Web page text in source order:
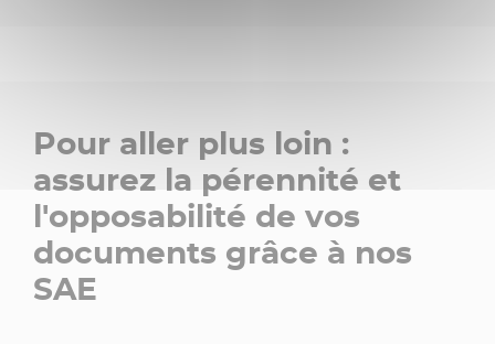
Pour aller plus loin :
assurez la pérennité et
l'opposabilité de vos
documents grâce à nos
SAE